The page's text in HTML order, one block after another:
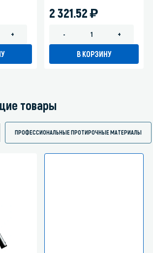
+
2 321.52)
- +
В КОРЗИНУ
товары
ПРОФЕССИОНАЛЬНЫЕ ПРОТИРОЧНЫЕ МАТЕРИАЛЫ